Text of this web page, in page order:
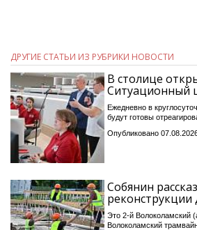
ДРУГИЕ СТАТЬИ ИЗ РУБРИКИ НОВОСТИ
В столице
Ситуационный
Ежедневно в
будут готовы
Опубликовано
Собянин
реконструкции
Это 2-й Волоколамский
Волоколамский